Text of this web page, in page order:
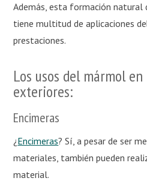
Además, esta formación natural
tiene multitud de aplicaciones
prestaciones.
Los usos del mármol
exteriores:
Encimeras
¿Encimeras? Sí, a pesar de ser
materiales, también pueden
material.